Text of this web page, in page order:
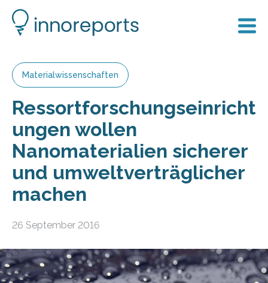
Materialwissenschaften
Ressortforschungseinricht
ungen wollen
Nanomaterialien sicherer
und umweltverträglicher
machen
26 September 2016